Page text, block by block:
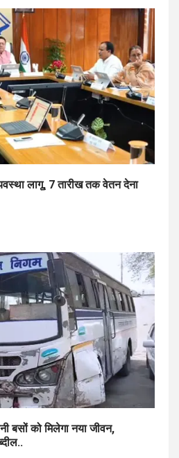
लागू, 7 तारीख तक वेतन देना
बसों को मिलेगा नया जीवन,